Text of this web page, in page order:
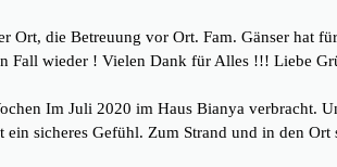
Ort, die Betreuung vor Ort. Fam. Gänser hat
Fall wieder ! Vielen Dank für Alles !!! Liebe
Im Juli 2020 im Haus Bianya verbracht.
ein sicheres Gefühl. Zum Strand und in den